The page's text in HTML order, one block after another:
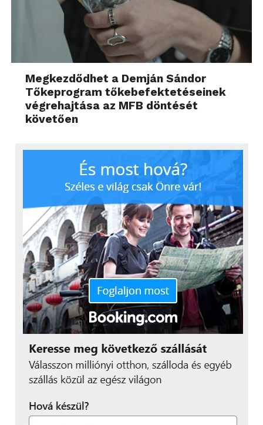
Megkezdődhet a Demján Sándor
Tőkeprogram tőkebefektetéseinek
végrehajtása az MFB döntését
követően